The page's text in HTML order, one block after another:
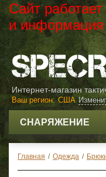
Сайт
и
Интернет-магазин
Ваш регион: США
СНАРЯЖЕНИЕ
Главная / Одежда /